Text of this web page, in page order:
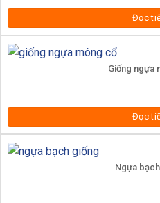
Đọc
Giống ngựa
Đọc
Ngựa